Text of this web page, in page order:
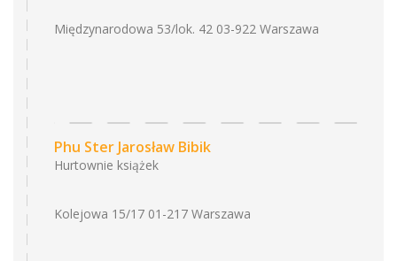
Międzynarodowa 53/lok. 42 03-922 Warszawa
Phu Ster Jarosław Bibik
Hurtownie książek
Kolejowa 15/17 01-217 Warszawa